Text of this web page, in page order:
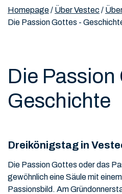
Homepage/ Über Vestec /
Die Passion Gottes -
Die Passion
Geschichte
Dreikönigstag in
Die Passion Gottes oder das
gewöhnlich eine Säule mit
Passionsbild. Am